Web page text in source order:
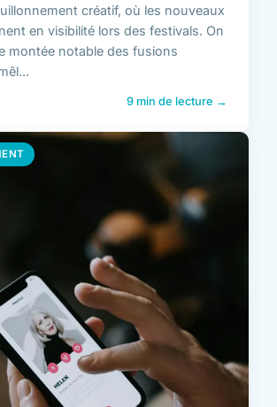
créatif, où les nouveaux
en visibilité lors des festivals. On
montée notable des fusions
9 min de lecture →